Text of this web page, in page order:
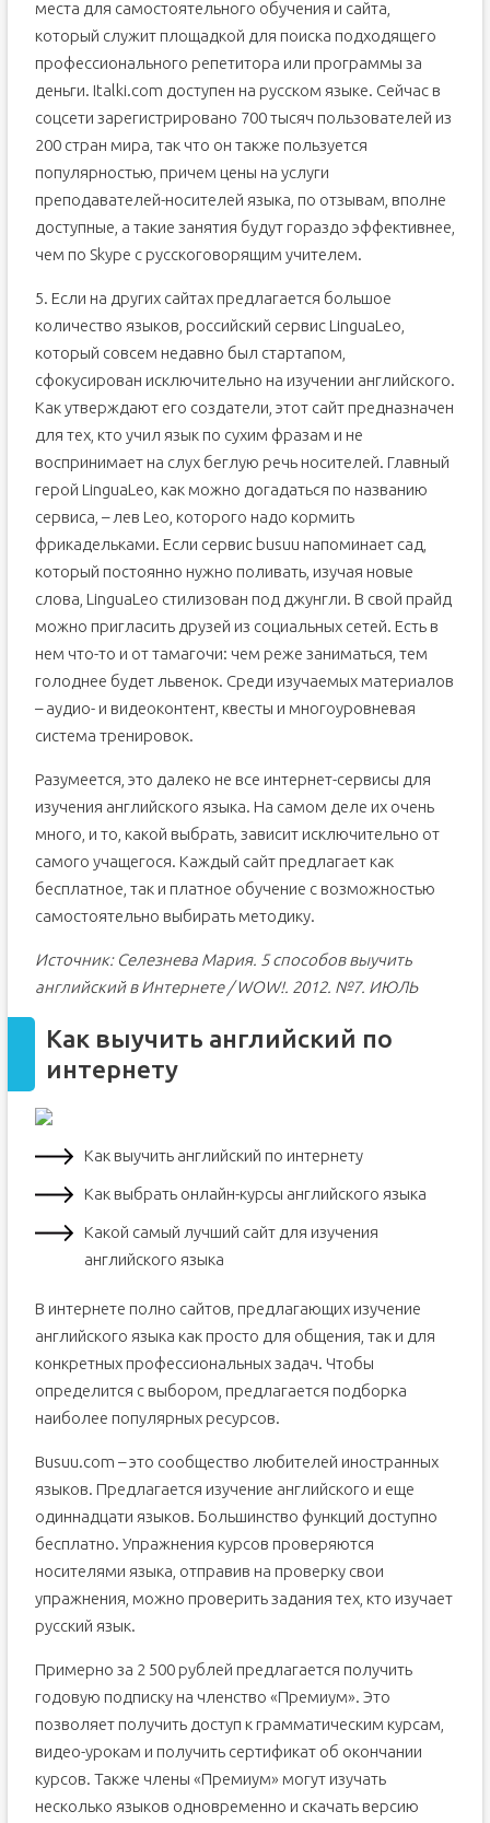
места для самостоятельного обучения и сайта,
который служит площадкой для поиска подходящего
профессионального репетитора или программы за
деньги. Italki.com доступен на русском языке. Сейчас в
соцсети зарегистрировано 700 тысяч пользователей из
200 стран мира, так что он также пользуется
популярностью, причем цены на услуги
преподавателей-носителей языка, по отзывам, вполне
доступные, а такие занятия будут гораздо эффективнее,
чем по Skype с русскоговорящим учителем.
5. Если на других сайтах предлагается большое
количество языков, российский сервис LinguaLeo,
который совсем недавно был стартапом,
сфокусирован исключительно на изучении английского.
Как утверждают его создатели, этот сайт предназначен
для тех, кто учил язык по сухим фразам и не
воспринимает на слух беглую речь носителей. Главный
герой LinguaLeo, как можно догадаться по названию
сервиса, – лев Leo, которого надо кормить
фрикадельками. Если сервис busuu напоминает сад,
который постоянно нужно поливать, изучая новые
слова, LinguaLeo стилизован под джунгли. В свой прайд
можно пригласить друзей из социальных сетей. Есть в
нем что-то и от тамагочи: чем реже заниматься, тем
голоднее будет львенок. Среди изучаемых материалов
– аудио- и видеоконтент, квесты и многоуровневая
система тренировок.
Разумеется, это далеко не все интернет-сервисы для
изучения английского языка. На самом деле их очень
много, и то, какой выбрать, зависит исключительно от
самого учащегося. Каждый сайт предлагает как
бесплатное, так и платное обучение с возможностью
самостоятельно выбирать методику.
Источник: Селезнева Мария. 5 способов выучить
английский в Интернете /WOW!. 2012. №7. ИЮЛЬ
Как выучить английский по
интернету
Как выучить английский по интернету
Как выбрать онлайн-курсы английского языка
Какой самый лучший сайт для изучения
английского языка
В интернете полно сайтов, предлагающих изучение
английского языка как просто для общения, так и для
конкретных профессиональных задач. Чтобы
определится с выбором, предлагается подборка
наиболее популярных ресурсов.
Busuu.com – это сообщество любителей иностранных
языков. Предлагается изучение английского и еще
одиннадцати языков. Большинство функций доступно
бесплатно. Упражнения курсов проверяются
носителями языка, отправив на проверку свои
упражнения, можно проверить задания тех, кто изучает
русский язык.
Примерно за 2 500 рублей предлагается получить
годовую подписку на членство «Премиум». Это
позволяет получить доступ к грамматическим курсам,
видео-урокам и получить сертификат об окончании
курсов. Также члены «Премиум» могут изучать
несколько языков одновременно и скачать версию